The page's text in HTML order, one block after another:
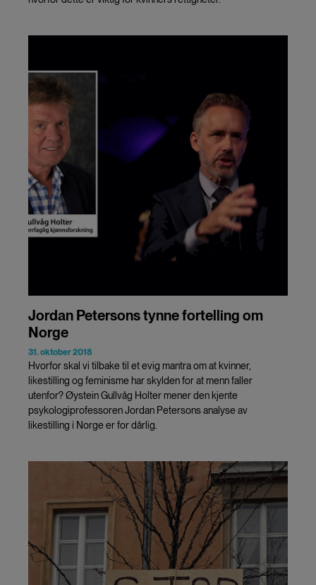
Jordan Petersons tynne fortelling om
Norge
31. oktober 2018
Hvorfor skal vi tilbake til et evig mantra om at kvinner,
likestilling og feminisme har skylden for at menn faller
utenfor? Øystein Gullvåg Holter mener den kjente
psykologiprofessoren Jordan Petersons analyse av
likestilling i Norge er for dårlig.